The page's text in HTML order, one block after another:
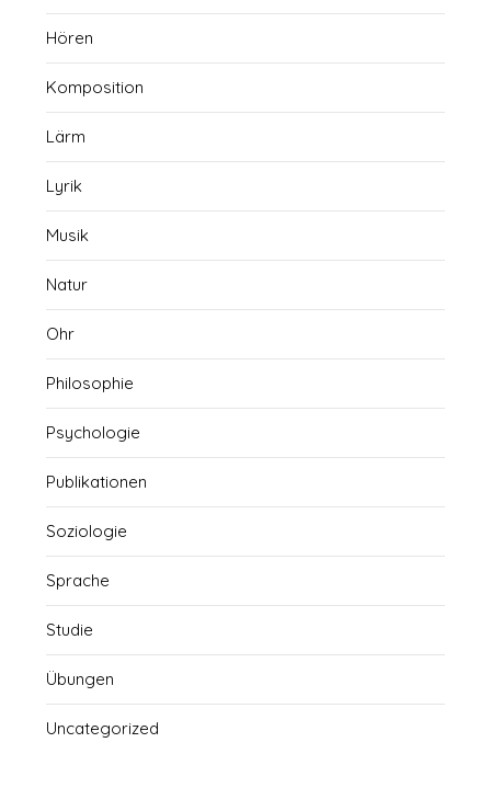
Hören
Komposition
Lärm
Lyrik
Musik
Natur
Ohr
Philosophie
Psychologie
Publikationen
Soziologie
Sprache
Studie
Übungen
Uncategorized